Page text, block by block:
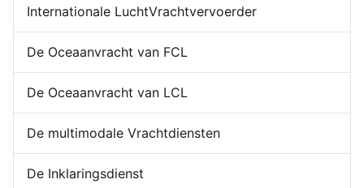
Huis-aan-huisforwarder
De Opslaande Dienst van China
Internationale LuchtVrachtvervoerder
De Oceaanvracht van FCL
De Oceaanvracht van LCL
De multimodale Vrachtdiensten
De Inklaringsdienst